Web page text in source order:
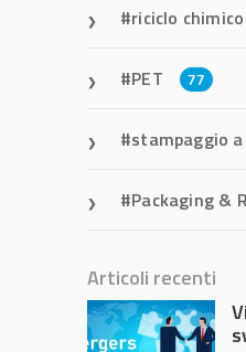
riciclo chimico
PET 77
stampaggio
Packaging &
Articoli recenti